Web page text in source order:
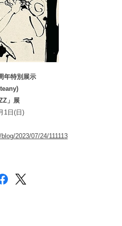
年特別展示
」展
1日(日)
2023/07/24/111113